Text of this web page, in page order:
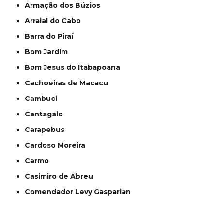
Armação dos Búzios
Arraial do Cabo
Barra do Piraí
Bom Jardim
Bom Jesus do Itabapoana
Cachoeiras de Macacu
Cambuci
Cantagalo
Carapebus
Cardoso Moreira
Carmo
Casimiro de Abreu
Comendador Levy Gasparian